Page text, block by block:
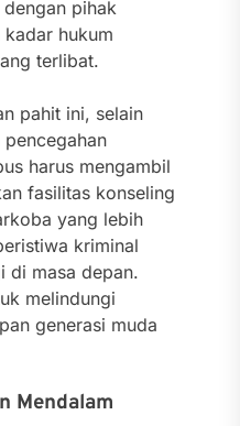
pihak
hukum
terlibat.
pahit ini, selain
harus mengambil
fasilitas konseling
yang lebih
kriminal
di masa depan.
melindungi
generasi muda
Mendalam